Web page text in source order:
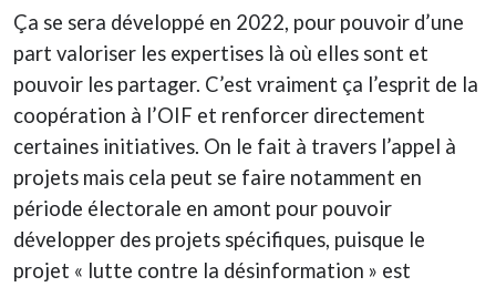
Ça se sera développé en 2022, pour pouvoir d’une
part valoriser les expertises là où elles sont et
pouvoir les partager. C’est vraiment ça l’esprit de la
coopération à l’OIF et renforcer directement
certaines initiatives. On le fait à travers l’appel à
projets mais cela peut se faire notamment en
période électorale en amont pour pouvoir
développer des projets spécifiques, puisque le
projet « lutte contre la désinformation » est